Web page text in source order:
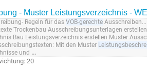
- Muster Leistungsverzeichnis -
Regeln für das VOB-gerechte
Trockenbau Ausschreibungsunterlagen
Bau Leistungsverzeichnis erstellen Muster
Mit den Muster
und ...
20